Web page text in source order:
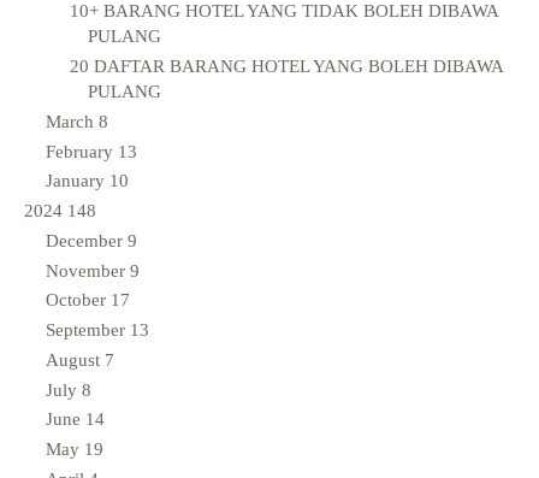
10+ BARANG HOTEL YANG TIDAK BOLEH DIBAWA
PULANG
20 DAFTAR BARANG HOTEL YANG BOLEH DIBAWA
PULANG
March 8
February 13
January 10
2024 148
December 9
November 9
October 17
September 13
August 7
July 8
June 14
May 19